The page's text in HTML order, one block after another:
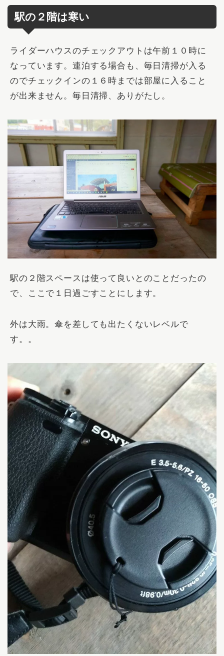
駅の２階は寒い
ライダーハウスのチェックアウトは午前１０時に
なっています。連泊する場合も、毎日清掃が入る
のでチェックインの１６時までは部屋に入ること
が出来ません。毎日清掃、ありがたし。
駅の２階スペースは使って良いとのことだったの
で、ここで１日過ごすことにします。
外は大雨。傘を差しても出たくないレベルで
す。。